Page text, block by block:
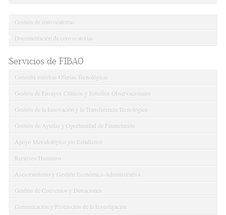
Gestión de convocatorias
Documentación de convocatorias
Servicios de FIBAO
Consulta nuestras Ofertas Tecnológicas
Gestión de Ensayos Clínicos y Estudios Observacionales
Gestión de la Innovación y la Transferencia Tecnológica
Gestión de Ayudas y Oportunidad de Financiación
Apoyo Metodológico y/o Estadístico
Recursos Humanos
Asesoramiento y Gestión Económica-Administrativa
Gestión de Convenios y Donaciones
Comunicación y Promoción de la Investigación